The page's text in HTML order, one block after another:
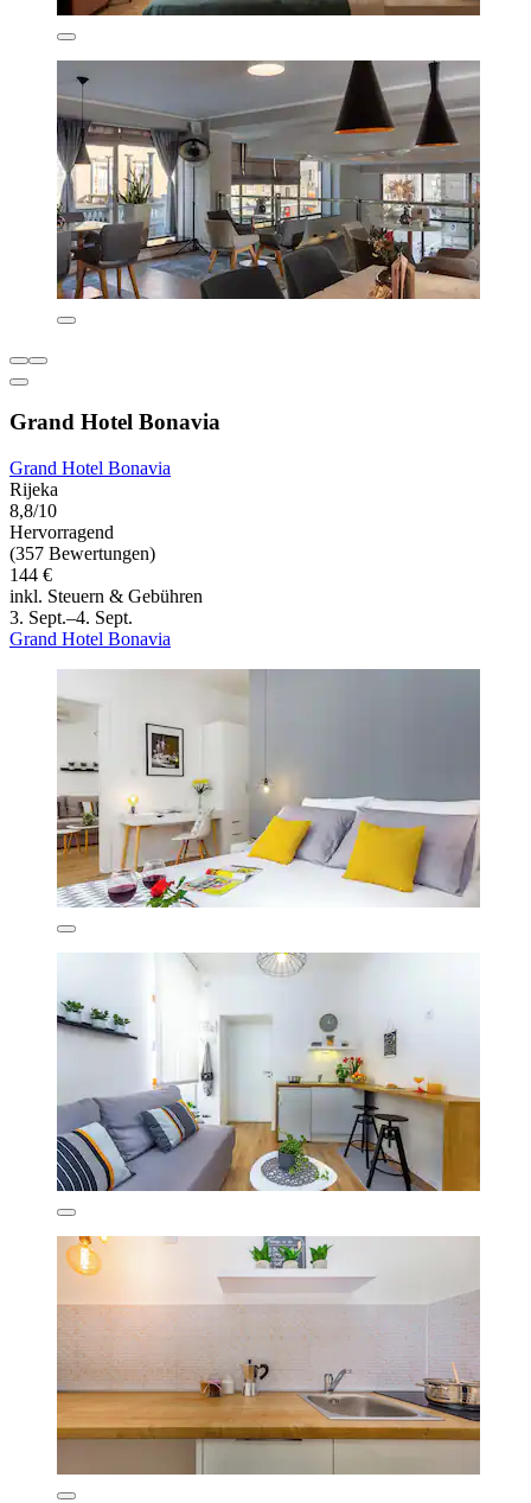
Grand Hotel Bonavia
Grand Hotel Bonavia
Rijeka
8,8/10
Hervorragend
(357 Bewertungen)
144 €
inkl. Steuern & Gebühren
3. Sept.–4. Sept.
Grand Hotel Bonavia